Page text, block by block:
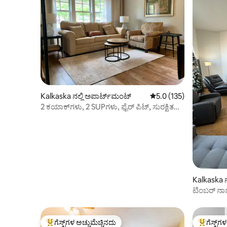
Kalkaska ನಲ್ಲಿ ಅಪಾರ್ಟ್‌ಮಂಟ್ 5 ರಲ್ಲಿ 5.0 ಸರಾಸರಿ
5.0 (135)
2 ಕಯಾಕ್‌ಗಳು, 2 SUPಗಳು, ಫೈರ್ ಪಿಟ್, ಸುರಕ್ಷಿತ
ಟಿಂಬರ್
ಗೆಸ್ಟ್‌ಗಳ ಅಚ್ಚುಮೆಚ್ಚಿನದು